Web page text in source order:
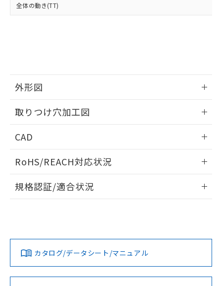
全体の動き(TT)
外形図
取りつけ穴加工図
CAD
ドすることができます。
ログイン/会員登録
ダウンロードデータをご利用いただく前に、以下を必ずお読
みください。
ソフトウェアの使用条件
RoHS/REACH対応状況
EU RoHS 注意事項・凡例
対応済み
規格認証/適合状況
カタログ/データシート/マニュアル
欄に対応日を記載しておりました。